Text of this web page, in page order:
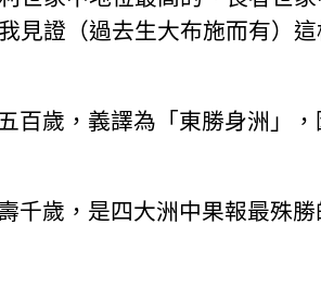
見證（過去生大布施而有）
百歲，義譯為「東勝身洲」
千歲，是四大洲中果報最殊